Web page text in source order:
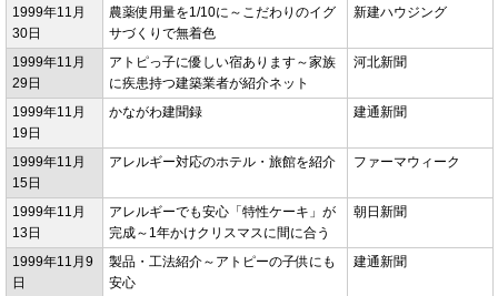
1999年11月
30日
農薬使用量を1/10に～こだわりのイグ
サづくりで無着色
新建ハウジング
1999年11月
29日
アトピっ子に優しい宿あります～家族
に疾患持つ建築業者が紹介ネット
河北新聞
1999年11月
19日
かながわ建聞録 建通新聞
1999年11月
15日
アレルギー対応のホテル・旅館を紹介 ファーマウィーク
1999年11月
13日
アレルギーでも安心「特性ケーキ」が
完成～1年かけクリスマスに間に合う
朝日新聞
1999年11月9
日
製品・工法紹介～アトピーの子供にも
安心
建通新聞